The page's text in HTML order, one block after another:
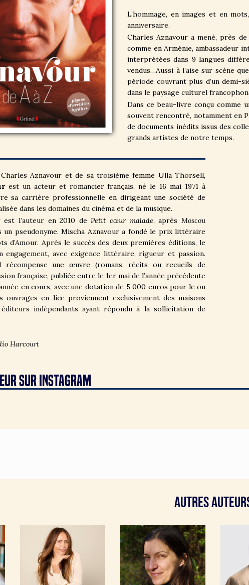
L’hommage, en images et en
anniversaire.
Charles Aznavour a mené, près
comme en Arménie, ambassadeur
interprétées dans 9 langues
vendus…Aussi à l’aise sur scène
période couvrant plus d’un demi-
dans le paysage culturel
Dans ce beau-livre conçu comme
souvent rencontré, notamment en
de documents inédits issus des
grands artistes de notre temps.
Aznavour et de sa troisième femme Ulla Thorsell,
est un acteur et romancier français, né le 16 mai 1971 à
sa carrière professionnelle en dirigeant une société de
dans les domaines du cinéma et de la musique.
est l’auteur en 2010 dePetit cœur malade, aprèsMoscou
un pseudonyme. Mischa Aznavour a fondé le prix littéraire
d’Amour. Après le succès des deux premières éditions, le
avec exigence littéraire, rigueur et passion.
récompense une œuvre (romans, récits ou recueils de
française, publiée entre le 1er mai de l’année précédente
en cours, avec une dotation de 5 000 euros pour le ou
ouvrages en lice proviennent exclusivement des maisons
indépendants ayant répondu à la sollicitation de
Harcourt
SUR INSTAGRAM
Autres